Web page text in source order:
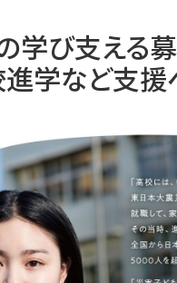
学び支える
進学など支援